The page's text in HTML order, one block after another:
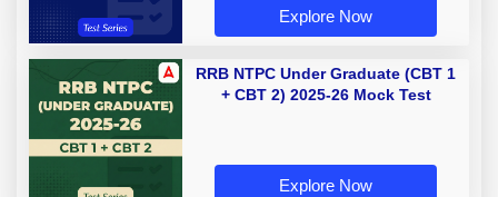
Explore Now
RRB NTPC Under Graduate (CBT 1
+ CBT 2) 2025-26 Mock Test
Explore Now